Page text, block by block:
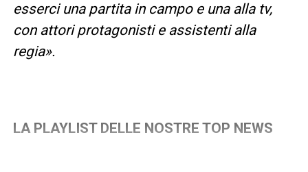
esserci una partita in campo e una alla tv,
con attori protagonisti e assistenti alla
regia».
LA PLAYLIST DELLE NOSTRE TOP NEWS